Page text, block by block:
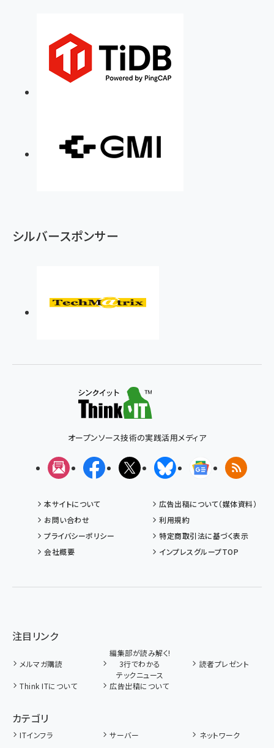
シルバースポンサー
オープンソース技術の実践活用メディア
メルマガFacebookX(エックス)BlueskyGoogleニュ
RSS
本サイトについて
広告出稿について（媒体資料）
お問い合わせ
利用規約
プライバシーポリシー
特定商取引法に基づく表示
会社概要
インプレスグループTOP
注目リンク
メルマガ購読
編集部が読み解く!
3行でわかる
テックニュース
読者プレゼント
Think ITについて 広告出稿について
カテゴリ
ITインフラ サーバー
ネットワーク